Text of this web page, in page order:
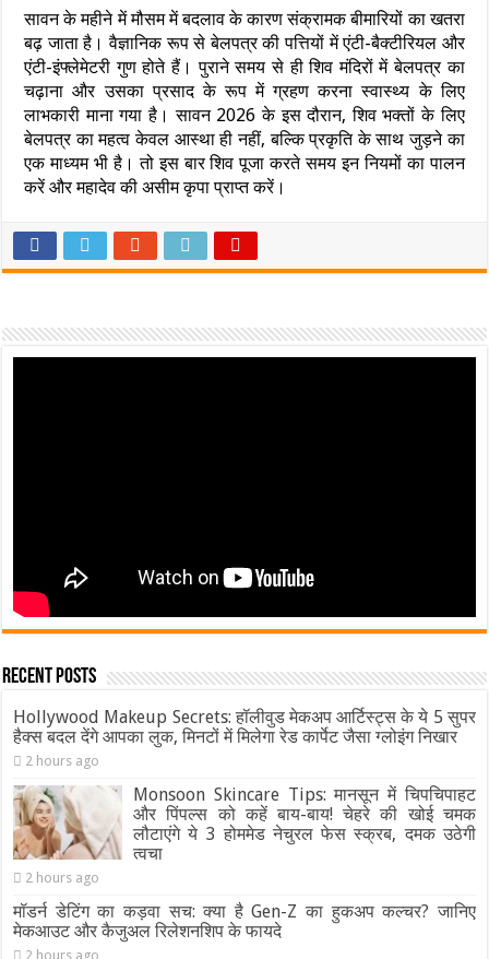
सावन के महीने में मौसम में बदलाव के कारण संक्रामक बीमारियों का खतरा
बढ़ जाता है। वैज्ञानिक रूप से बेलपत्र की पत्तियों में एंटी-बैक्टीरियल और
एंटी-इंफ्लेमेटरी गुण होते हैं। पुराने समय से ही शिव मंदिरों में बेलपत्र का
चढ़ाना और उसका प्रसाद के रूप में ग्रहण करना स्वास्थ्य के लिए
लाभकारी माना गया है। सावन 2026 के इस दौरान, शिव भक्तों के लिए
बेलपत्र का महत्व केवल आस्था ही नहीं, बल्कि प्रकृति के साथ जुड़ने का
एक माध्यम भी है। तो इस बार शिव पूजा करते समय इन नियमों का पालन
करें और महादेव की असीम कृपा प्राप्त करें।
Recent Posts
Hollywood Makeup Secrets: हॉलीवुड मेकअप आर्टिस्ट्स के ये 5 सुपर
हैक्स बदल देंगे आपका लुक, मिनटों में मिलेगा रेड कार्पेट जैसा ग्‍लोइंग निखार
2 hours ago
Monsoon Skincare Tips: मानसून में चिपचिपाहट
और पिंपल्स को कहें बाय-बाय! चेहरे की खोई चमक
लौटाएंगे ये 3 होममेड नेचुरल फेस स्क्रब, दमक उठेगी
त्वचा
2 hours ago
मॉडर्न डेटिंग का कड़वा सच: क्या है Gen-Z का हुकअप कल्चर? जानिए
मेकआउट और कैजुअल रिलेशनशिप के फायदे
2 hours ago